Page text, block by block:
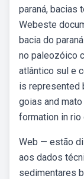
paraná, bacias
Webeste
bacia do
no paleozóico
atlântico sul e
is represented
goias and
formation in rio
Web — estão
aos dados
sedimentares